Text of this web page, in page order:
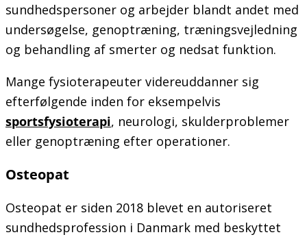
sundhedspersoner og arbejder blandt andet med
undersøgelse, genoptræning, træningsvejledning
og behandling af smerter og nedsat funktion.
Mange fysioterapeuter videreuddanner sig
efterfølgende inden for eksempelvis
sportsfysioterapi, neurologi, skulderproblemer
eller genoptræning efter operationer.
Osteopat
Osteopat er siden 2018 blevet en autoriseret
sundhedsprofession i Danmark med beskyttet